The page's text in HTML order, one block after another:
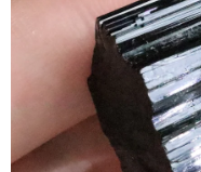
VIDEOGALERIE
KONTAKT
Obchodní podmínky